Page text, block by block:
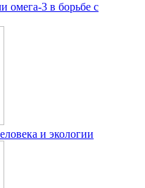
омега-3 в борьбе с
и экологии